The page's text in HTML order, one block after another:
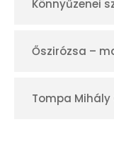
Könnyűzenei
Őszirózsa –
Tompa Mihály